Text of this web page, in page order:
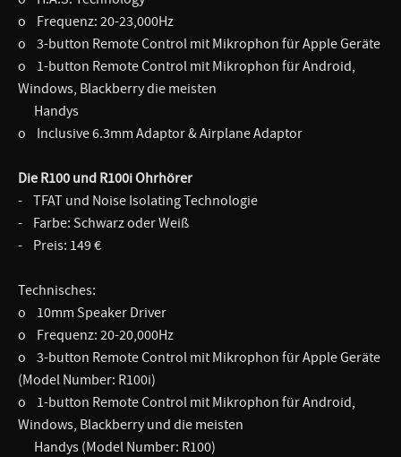
o Frequenz: 20-23,000Hz
o 3-button Remote Control mit Mikrophon für Apple Geräte
o 1-button Remote Control mit Mikrophon für Android,
Windows, Blackberry die meisten
Handys
o Inclusive 6.3mm Adaptor & Airplane Adaptor
Die R100 und R100i Ohrhörer
- TFAT und Noise Isolating Technologie
- Farbe: Schwarz oder Weiß
- Preis: 149 €
Technisches:
o 10mm Speaker Driver
o Frequenz: 20-20,000Hz
o 3-button Remote Control mit Mikrophon für Apple Geräte
(Model Number: R100i)
o 1-button Remote Control mit Mikrophon für Android,
Windows, Blackberry und die meisten
Handys (Model Number: R100)